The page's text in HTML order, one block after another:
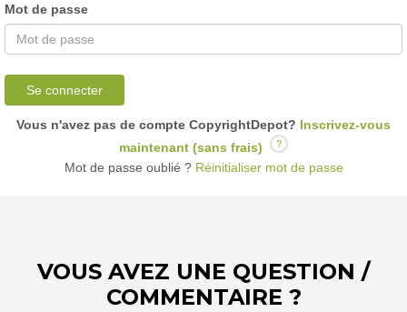
Mot de passe
Se connecter
Vous n'avez pas de compte CopyrightDepot? Inscrivez-vous
maintenant (sans frais)
?
Mot de passe oublié ?Réinitialiser mot de passe
VOUS AVEZ UNE QUESTION /
COMMENTAIRE ?